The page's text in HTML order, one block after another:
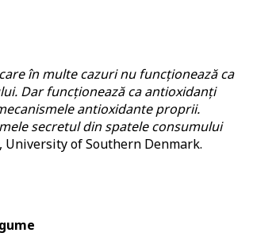
în multe cazuri nu funcționează ca
Dar funcționează ca antioxidanți
antioxidante proprii.
secretul din spatele consumului
, University of Southern Denmark.